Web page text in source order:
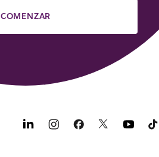
COMENZAR